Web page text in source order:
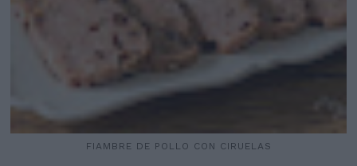
FIAMBRE DE POLLO CON CIRUELAS